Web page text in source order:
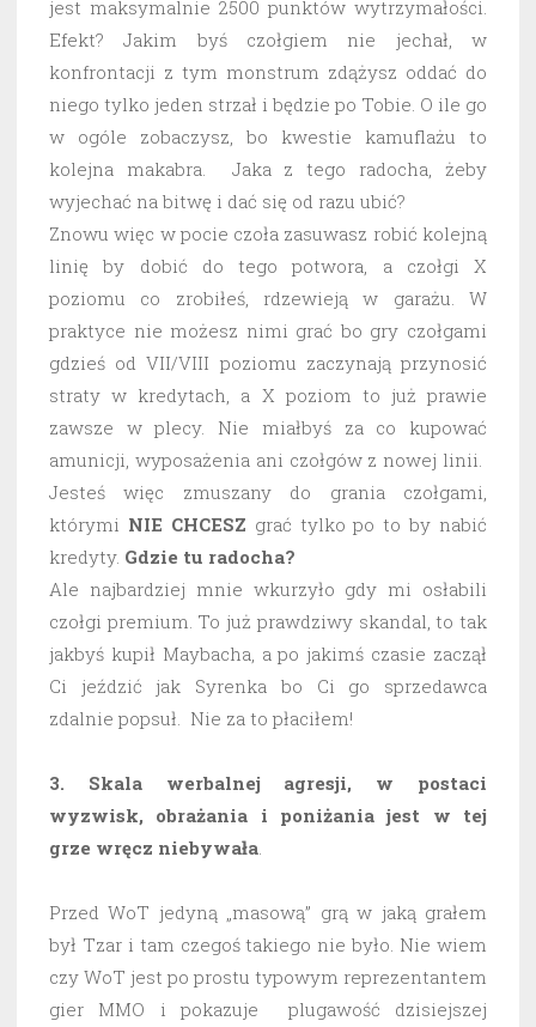
jest maksymalnie 2500 punktów wytrzymałości.
Efekt? Jakim byś czołgiem nie jechał, w
konfrontacji z tym monstrum zdążysz oddać do
niego tylko jeden strzał i będzie po Tobie. O ile go
w ogóle zobaczysz, bo kwestie kamuflażu to
kolejna makabra. Jaka z tego radocha, żeby
wyjechać na bitwę i dać się od razu ubić?
Znowu więc w pocie czoła zasuwasz robić kolejną
linię by dobić do tego potwora, a czołgi X
poziomu co zrobiłeś, rdzewieją w garażu. W
praktyce nie możesz nimi grać bo gry czołgami
gdzieś od VII/VIII poziomu zaczynają przynosić
straty w kredytach, a X poziom to już prawie
zawsze w plecy. Nie miałbyś za co kupować
amunicji, wyposażenia ani czołgów z nowej linii.
Jesteś więc zmuszany do grania czołgami,
którymi NIE CHCESZ grać tylko po to by nabić
kredyty. Gdzie tu radocha?
Ale najbardziej mnie wkurzyło gdy mi osłabili
czołgi premium. To już prawdziwy skandal, to tak
jakbyś kupił Maybacha, a po jakimś czasie zaczął
Ci jeździć jak Syrenka bo Ci go sprzedawca
zdalnie popsuł. Nie za to płaciłem!
3. Skala werbalnej agresji, w postaci
wyzwisk, obrażania i poniżania jest w tej
grze wręcz niebywała.
Przed WoT jedyną „masową” grą w jaką grałem
był Tzar i tam czegoś takiego nie było. Nie wiem
czy WoT jest po prostu typowym reprezentantem
gier MMO i pokazuje plugawość dzisiejszej